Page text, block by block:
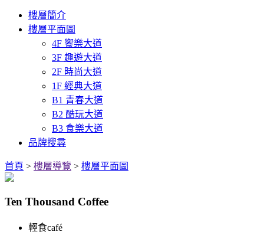
樓層簡介
樓層平面圖
4F 饗樂大道
3F 趣遊大道
2F 時尚大道
1F 經典大道
B1 青春大道
B2 酷玩大道
B3 食樂大道
品牌搜尋
首頁 > 樓層導覽 > 樓層平面圖
Ten Thousand Coffee
輕食café